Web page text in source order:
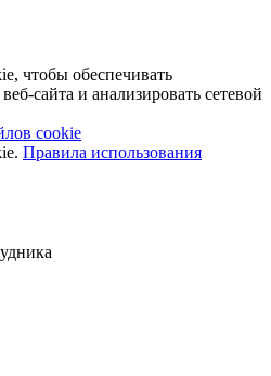
чтобы обеспечивать
сайта и анализировать сетевой
cookie
Правила использования